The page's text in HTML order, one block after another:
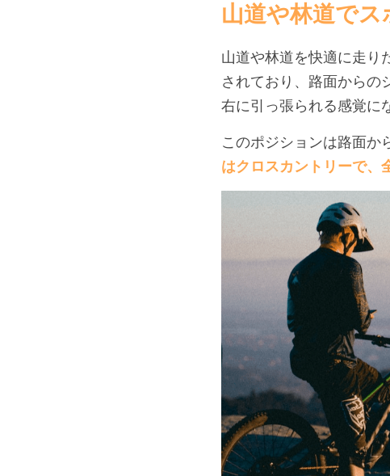
山道や林道で
山道や林道を快適に走り
されており、路面からの
右に引っ張られる感覚に
このポジションは路面か
はクロスカントリーで、